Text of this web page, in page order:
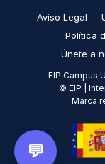
Aviso Legal
Política
Únete a
EIP Campus
© EIP |
Marca
💬